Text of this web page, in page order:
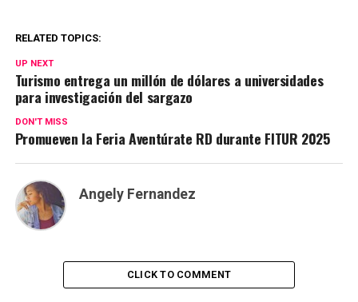
RELATED TOPICS:
UP NEXT
Turismo entrega un millón de dólares a universidades
para investigación del sargazo
DON'T MISS
Promueven la Feria Aventúrate RD durante FITUR 2025
Angely Fernandez
CLICK TO COMMENT